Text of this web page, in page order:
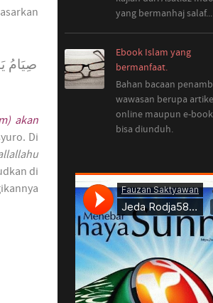
صِيَامُ
akan
Di
di
yang bermanhaj salaf...
Ebook Islam yang
bermanfaat.
Bahan bacaan
wawasan berupa
online maupun e-
bisa diunduh.